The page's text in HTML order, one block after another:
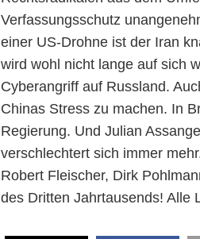
Verfassungsschutz
einer US-Drohne ist der Iran
wird wohl nicht lange auf sich
Cyberangriff auf Russland.
Chinas Stress zu machen. In
Regierung. Und Julian
verschlechtert sich immer
Robert Fleischer, Dirk
des Dritten Jahrtausends! Alle